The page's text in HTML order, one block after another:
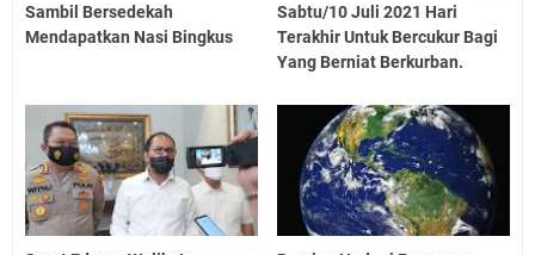
Sambil Bersedekah
Mendapatkan Nasi Bingkus
Sabtu/10 Juli 2021 Hari
Terakhir Untuk Bercukur Bagi
Yang Berniat Berkurban.